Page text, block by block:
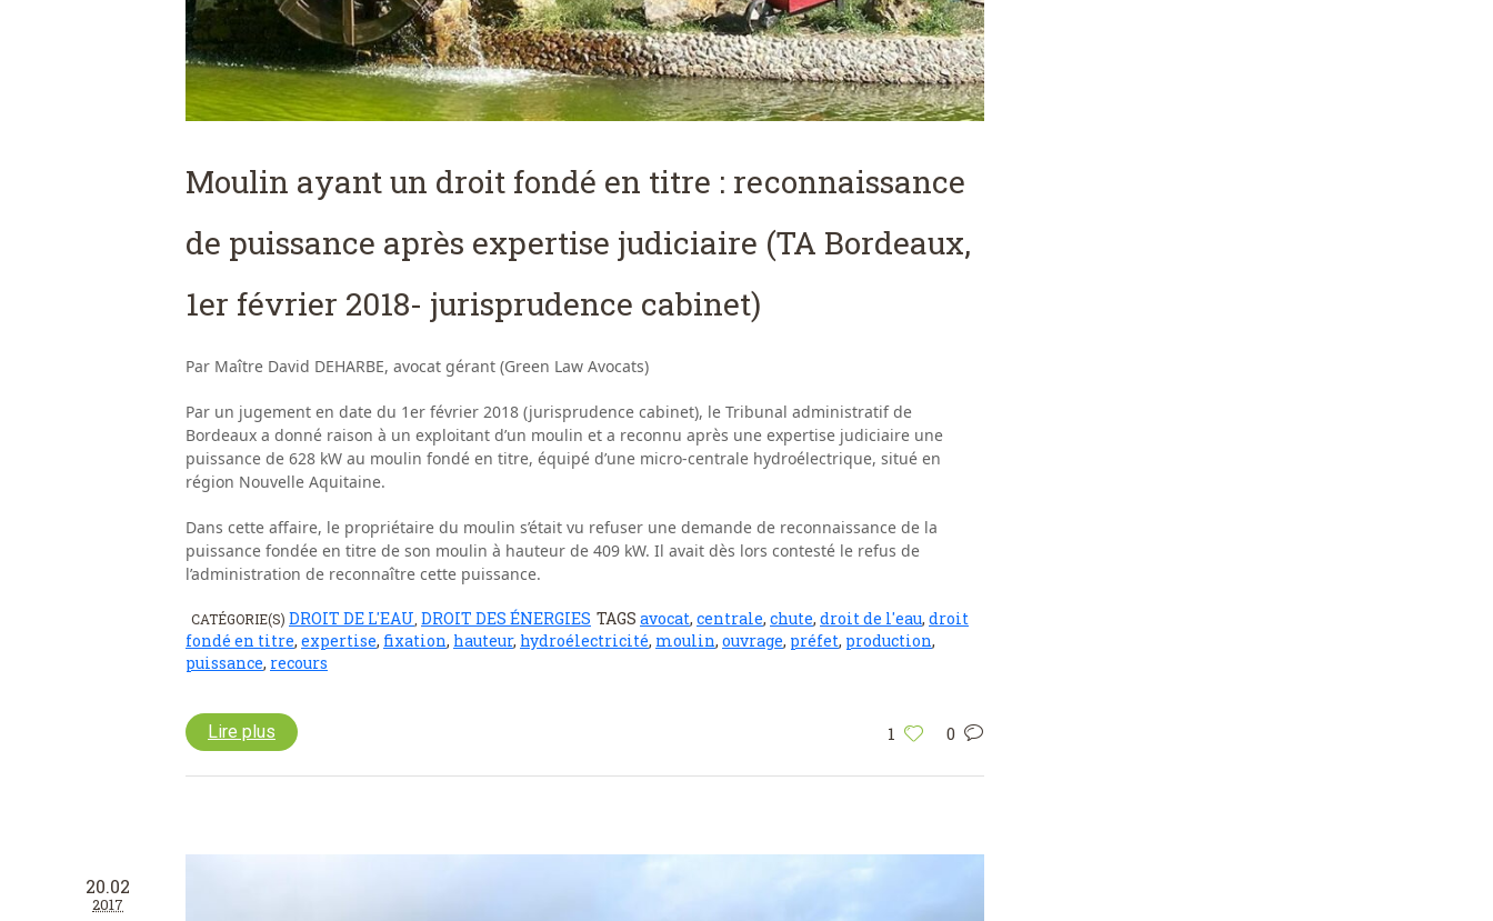
Moulin ayant un droit fondé en titre : reconnaissance
de puissance après expertise judiciaire (TA Bordeaux,
1er février 2018- jurisprudence cabinet)
Par Maître David DEHARBE, avocat gérant (Green Law Avocats)
Par un jugement en date du 1er février 2018 (jurisprudence cabinet), le Tribunal administratif de
Bordeaux a donné raison à un exploitant d’un moulin et a reconnu après une expertise judiciaire une
puissance de 628 kW au moulin fondé en titre, équipé d’une micro-centrale hydroélectrique, situé en
région Nouvelle Aquitaine.
Dans cette affaire, le propriétaire du moulin s’était vu refuser une demande de reconnaissance de la
puissance fondée en titre de son moulin à hauteur de 409 kW. Il avait dès lors contesté le refus de
l’administration de reconnaître cette puissance.
CATÉGORIE(S) DROIT DE L'EAU, DROIT DES ÉNERGIES TAGS avocat, centrale, chute, droit de l'eau, droit
fondé en titre, expertise, fixation, hauteur, hydroélectricité, moulin, ouvrage, préfet, production,
puissance, recours
1 0
Lire plus
20.02
2017